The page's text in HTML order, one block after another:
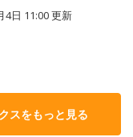
4日 11:00更新
スをもっと見る